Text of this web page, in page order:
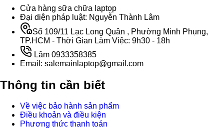
Cửa hàng sữa chữa laptop
Đại diện pháp luật: Nguyễn Thành Lâm
Số 109/11 Lạc Long Quân , Phường Minh Phụng,
TP.HCM - Thời Gian Làm Việc: 9h30 - 18h
Lâm 0933358385
Email: salemainlaptop@gmail.com
Thông tin cần biết
Về việc bảo hành sản phẩm
Điều khoản và điều kiện
Phương thức thanh toán